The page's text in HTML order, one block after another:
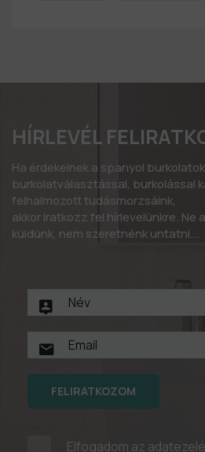
HÍRLEVÉL
Ha érdekelnek a spanyol
burkolatválasztással, burkolással
felhalmozott tudásmorzsáink,
akkor iratkozz fel hírlevelünkre. Ne
küldünk, nem szeretnénk untatni….
FELIRATKOZOM
Elfogadom az